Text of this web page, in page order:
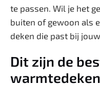
te passen. Wil je het
buiten of gewoon als
deken die past bij
Dit zijn de